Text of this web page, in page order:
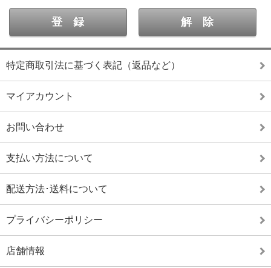
特定商取引法に基づく表記（返品など）
マイアカウント
お問い合わせ
支払い方法について
配送方法･送料について
プライバシーポリシー
店舗情報